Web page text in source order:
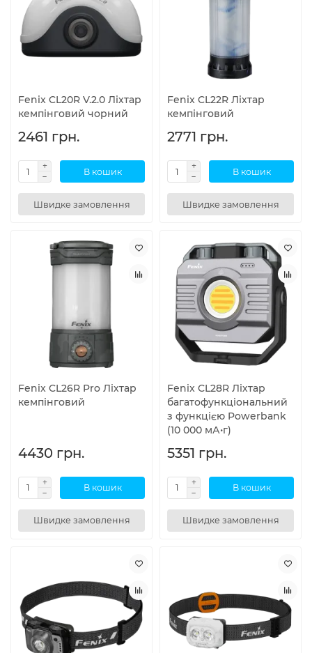
Fenix CL20R V.2.0 Ліхтар
кемпінговий чорний
2461 грн.
В кошик
Швидке замовлення
Fenix CL22R Ліхтар
кемпінговий
2771 грн.
В кошик
Швидке замовлення
Fenix CL26R Pro Ліхтар
кемпінговий
4430 грн.
В кошик
Швидке замовлення
Fenix CL28R Ліхтар
багатофункціональний
з функцією Powerbank
(10 000 мА•г)
5351 грн.
В кошик
Швидке замовлення